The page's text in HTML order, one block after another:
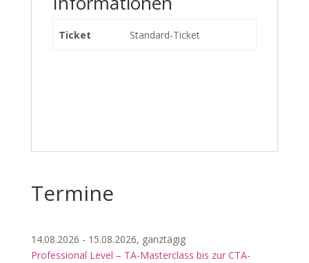
Ticket Standard-Ticket
Termine
14.08.2026 - 15.08.2026, ganztägig
Professional Level – TA-Masterclass bis zur CTA-